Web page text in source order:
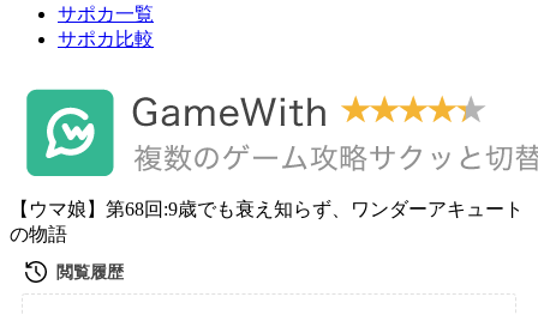
サポカ一覧
サポカ比較
【ウマ娘】第68回:9歳でも衰え知らず、ワンダーアキュート
の物語